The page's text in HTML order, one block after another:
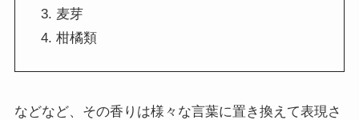
麦芽
柑橘類
などなど、その香りは様々な言葉に置き換えて表現さ